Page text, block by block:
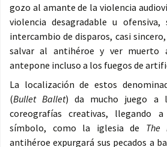
gozo al amante de la violencia
violencia desagradable u
intercambio de disparos, casi
salvar al antihéroe y ver muerto
antepone incluso a los fuegos de
La localización de estos
(Bullet Ballet) da mucho juego a
coreografías creativas, llegando
símbolo, como la iglesia de The
antihéroe expurgará sus pecados a